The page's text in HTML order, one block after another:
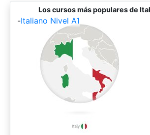
Los cursos más populares de
-Italiano Nivel A1